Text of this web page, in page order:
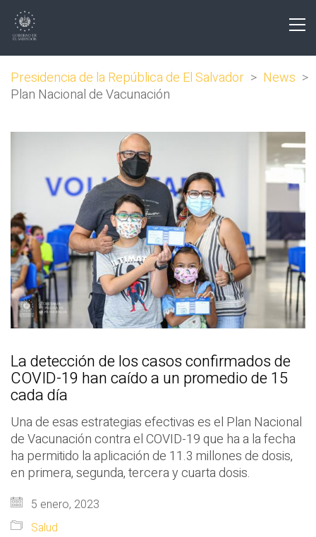
Presidencia de la República de El Salvador > News >
Plan Nacional de Vacunación
La detección de los casos confirmados de
COVID-19 han caído a un promedio de 15
cada día
Una de esas estrategias efectivas es el Plan Nacional
de Vacunación contra el COVID-19 que ha a la fecha
ha permitido la aplicación de 11.3 millones de dosis,
en primera, segunda, tercera y cuarta dosis.
5 enero, 2023
Salud